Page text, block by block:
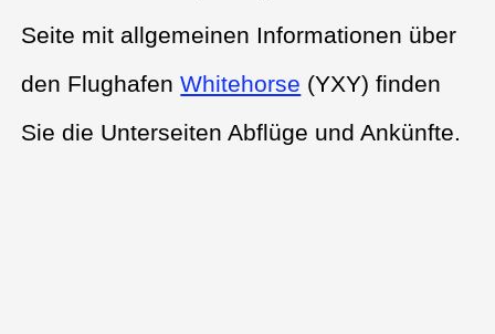
Seite mit allgemeinen Informationen über
den FlughafenWhitehorse (YXY) finden
Sie die Unterseiten Abflüge und Ankünfte.